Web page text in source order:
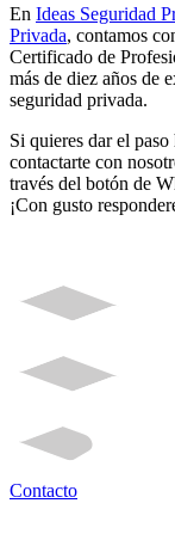
En Ideas Seguridad
Privada, contamos
Certificado de
más de diez años de
seguridad privada.
Si quieres dar el
contactarte con
través del botón de
¡Con gusto
Contacto